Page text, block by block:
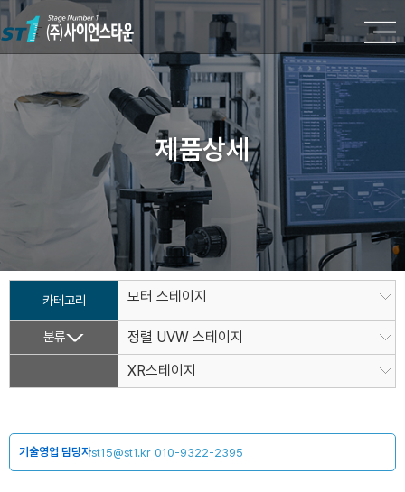
제품상세
카테고리 모터 스테이지
분류
정렬 UVW 스테이지
XR스테이지
기술영업 담당자st15@st1.kr 010-9322-2395